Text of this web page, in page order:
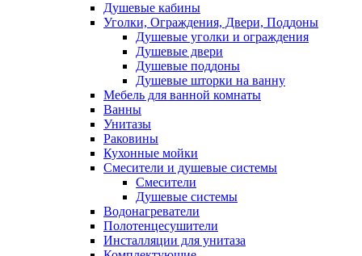
Душевые кабины
Уголки, Ограждения, Двери, Поддоны
Душевые уголки и ограждения
Душевые двери
Душевые поддоны
Душевые шторки на ванну
Мебель для ванной комнаты
Ванны
Унитазы
Раковины
Кухонные мойки
Смесители и душевые системы
Смесители
Душевые системы
Водонагреватели
Полотенцесушители
Инсталляции для унитаза